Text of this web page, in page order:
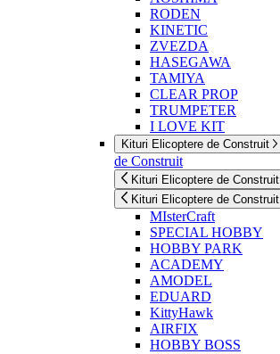
RODEN
KINETIC
ZVEZDA
HASEGAWA
TAMIYA
CLEAR PROP
TRUMPETER
I LOVE KIT
Kituri Elicoptere de Construit
de Construit
Kituri Elicoptere de Construit
Kituri Elicoptere de Construit
MIsterCraft
SPECIAL HOBBY
HOBBY PARK
ACADEMY
AMODEL
EDUARD
KittyHawk
AIRFIX
HOBBY BOSS